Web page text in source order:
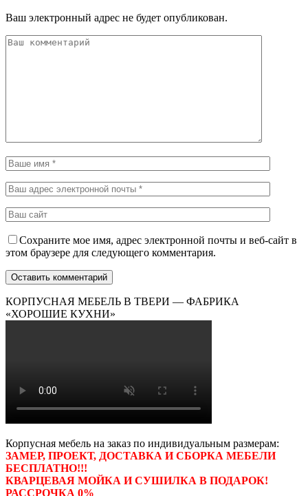
Ваш электронный адрес не будет опубликован.
Сохраните мое имя, адрес электронной почты и веб-сайт в
этом браузере для следующего комментария.
КОРПУСНАЯ МЕБЕЛЬ В ТВЕРИ — ФАБРИКА
«ХОРОШИЕ КУХНИ»
Корпусная мебель на заказ по индивидуальным размерам:
ЗАМЕР, ПРОЕКТ, ДОСТАВКА И СБОРКА МЕБЕЛИ
БЕСПЛАТНО!!!
КВАРЦЕВАЯ МОЙКА И СУШИЛКА В ПОДАРОК!
РАССРОЧКА 0%